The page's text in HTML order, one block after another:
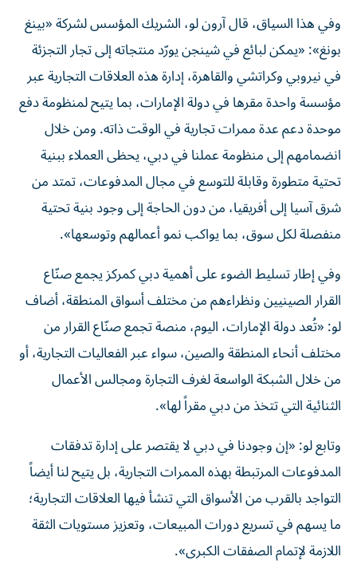
وفي هذا السياق، قال آرون لو، الشريك المؤسس لشركة «بينغ
بونغ»: «يمكن لبائع في شينجن يورّد منتجاته إلى تجار التجزئة
في نيروبي وكراتشي والقاهرة، إدارة هذه العلاقات التجارية عبر
مؤسسة واحدة مقرها في دولة الإمارات، بما يتيح لمنظومة دفع
موحدة دعم عدة ممرات تجارية في الوقت ذاته. ومن خلال
انضمامهم إلى منظومة عملنا في دبي، يحظى العملاء ببنية
تحتية متطورة وقابلة للتوسع في مجال المدفوعات، تمتد من
شرق آسيا إلى أفريقيا، من دون الحاجة إلى وجود بنية تحتية
منفصلة لكل سوق، بما يواكب نمو أعمالهم وتوسعها».
وفي إطار تسليط الضوء على أهمية دبي كمركز يجمع صنّاع
القرار الصينيين ونظراءهم من مختلف أسواق المنطقة، أضاف
لو: «تُعد دولة الإمارات، اليوم، منصة تجمع صنّاع القرار من
مختلف أنحاء المنطقة والصين، سواء عبر الفعاليات التجارية، أو
من خلال الشبكة الواسعة لغرف التجارة ومجالس الأعمال
الثنائية التي تتخذ من دبي مقراً لها».
وتابع لو: «إن وجودنا في دبي لا يقتصر على إدارة تدفقات
المدفوعات المرتبطة بهذه الممرات التجارية، بل يتيح لنا أيضاً
التواجد بالقرب من الأسواق التي تنشأ فيها العلاقات التجارية؛
ما يسهم في تسريع دورات المبيعات، وتعزيز مستويات الثقة
اللازمة لإتمام الصفقات الكبرى».